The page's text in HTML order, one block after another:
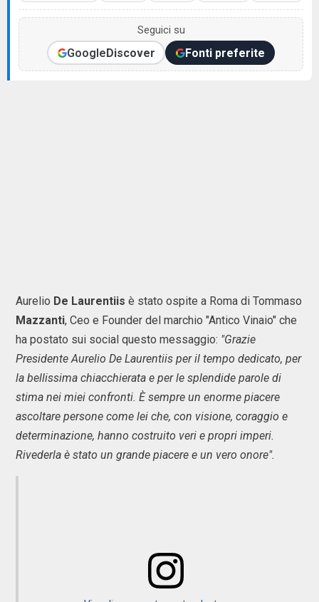
Seguici su
GoogleDiscover Fonti preferite
Aurelio De Laurentiis è stato ospite a Roma di Tommaso
Mazzanti, Ceo e Founder del marchio "Antico Vinaio" che
ha postato sui social questo messaggio: "Grazie
Presidente Aurelio De Laurentiis per il tempo dedicato, per
la bellissima chiacchierata e per le splendide parole di
stima nei miei confronti. È sempre un enorme piacere
ascoltare persone come lei che, con visione, coraggio e
determinazione, hanno costruito veri e propri imperi.
Rivederla è stato un grande piacere e un vero onore".